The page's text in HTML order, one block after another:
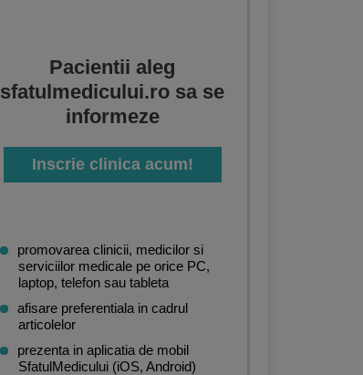
Pacientii aleg
sfatulmedicului.ro sa se
informeze
Inscrie clinica acum!
promovarea clinicii, medicilor si
serviciilor medicale pe orice PC,
laptop, telefon sau tableta
afisare preferentiala in cadrul
articolelor
prezenta in aplicatia de mobil
SfatulMedicului (iOS, Android)